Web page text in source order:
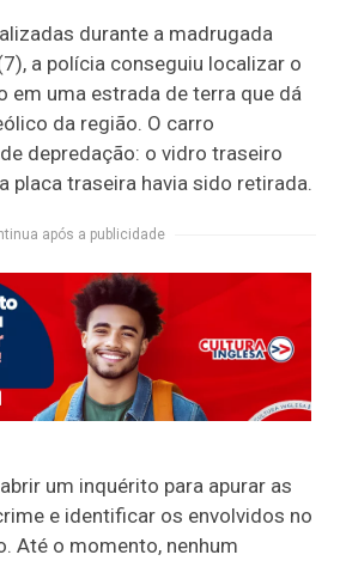
durante a madrugada
a polícia conseguiu localizar o
em uma estrada de terra que dá
da região. O carro
depredação: o vidro traseiro
placa traseira havia sido retirada.
após a publicidade
um inquérito para apurar as
e identificar os envolvidos no
Até o momento, nenhum